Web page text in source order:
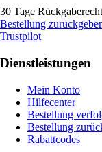
30 Tage Rückgaberecht
Bestellung
Trustpilot
Dienstleistungen
Mein Konto
Hilfecenter
Bestellung
Bestellung
Rabattcodes